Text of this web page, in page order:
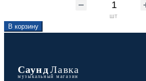
шт
В корзину